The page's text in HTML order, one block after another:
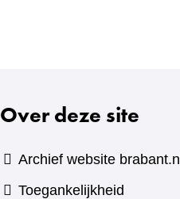
Over deze site
Archief website brabant.nl
Toegankelijkheid